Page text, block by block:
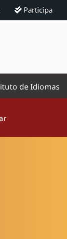
Participa
de Idiomas